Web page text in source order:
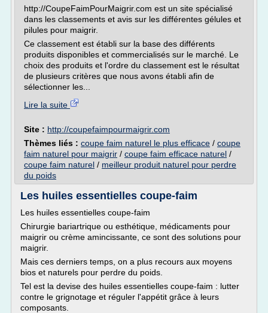
http://CoupeFaimPourMaigrir.com est un site spécialisé
dans les classements et avis sur les différentes gélules et
pilules pour maigrir.
Ce classement est établi sur la base des différents
produits disponibles et commercialisés sur le marché. Le
choix des produits et l'ordre du classement est le résultat
de plusieurs critères que nous avons établi afin de
sélectionner les...
Lire la suite
Site : http://coupefaimpourmaigrir.com
Thèmes liés : coupe faim naturel le plus efficace / coupe
faim naturel pour maigrir / coupe faim efficace naturel /
coupe faim naturel / meilleur produit naturel pour perdre
du poids
Les huiles essentielles coupe-faim
Les huiles essentielles coupe-faim
Chirurgie bariartrique ou esthétique, médicaments pour
maigrir ou crème amincissante, ce sont des solutions pour
maigrir.
Mais ces derniers temps, on a plus recours aux moyens
bios et naturels pour perdre du poids.
Tel est la devise des huiles essentielles coupe-faim : lutter
contre le grignotage et réguler l'appétit grâce à leurs
composants.